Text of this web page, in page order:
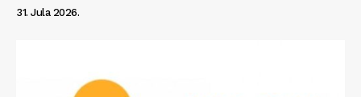
31. Jula 2026.